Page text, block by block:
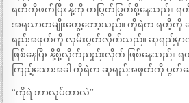
ရတီကိုဖက်ပြီး နို့ကို တပြွတ်ပြွတ်စို့နေသည်။ ရတီ
အရသာတမျိုးတွေ့တော့သည်။ ကိုရဲက ရတီ့ကို
ရည်အဖုတ်ကို လှမ်းပွတ်လိုက်သည်။ ဆုရည်မှာ
ဖြစ်နေပြီး နို့စို့လိုက်ညည်းလိုက် ဖြစ်နေသည်
ကြည့်သောအခါ ကိုရဲက ဆုရည်အဖုတ်ကို ပွတ်နေ
“ကိုရဲ ဘာလုပ်တာလဲ”